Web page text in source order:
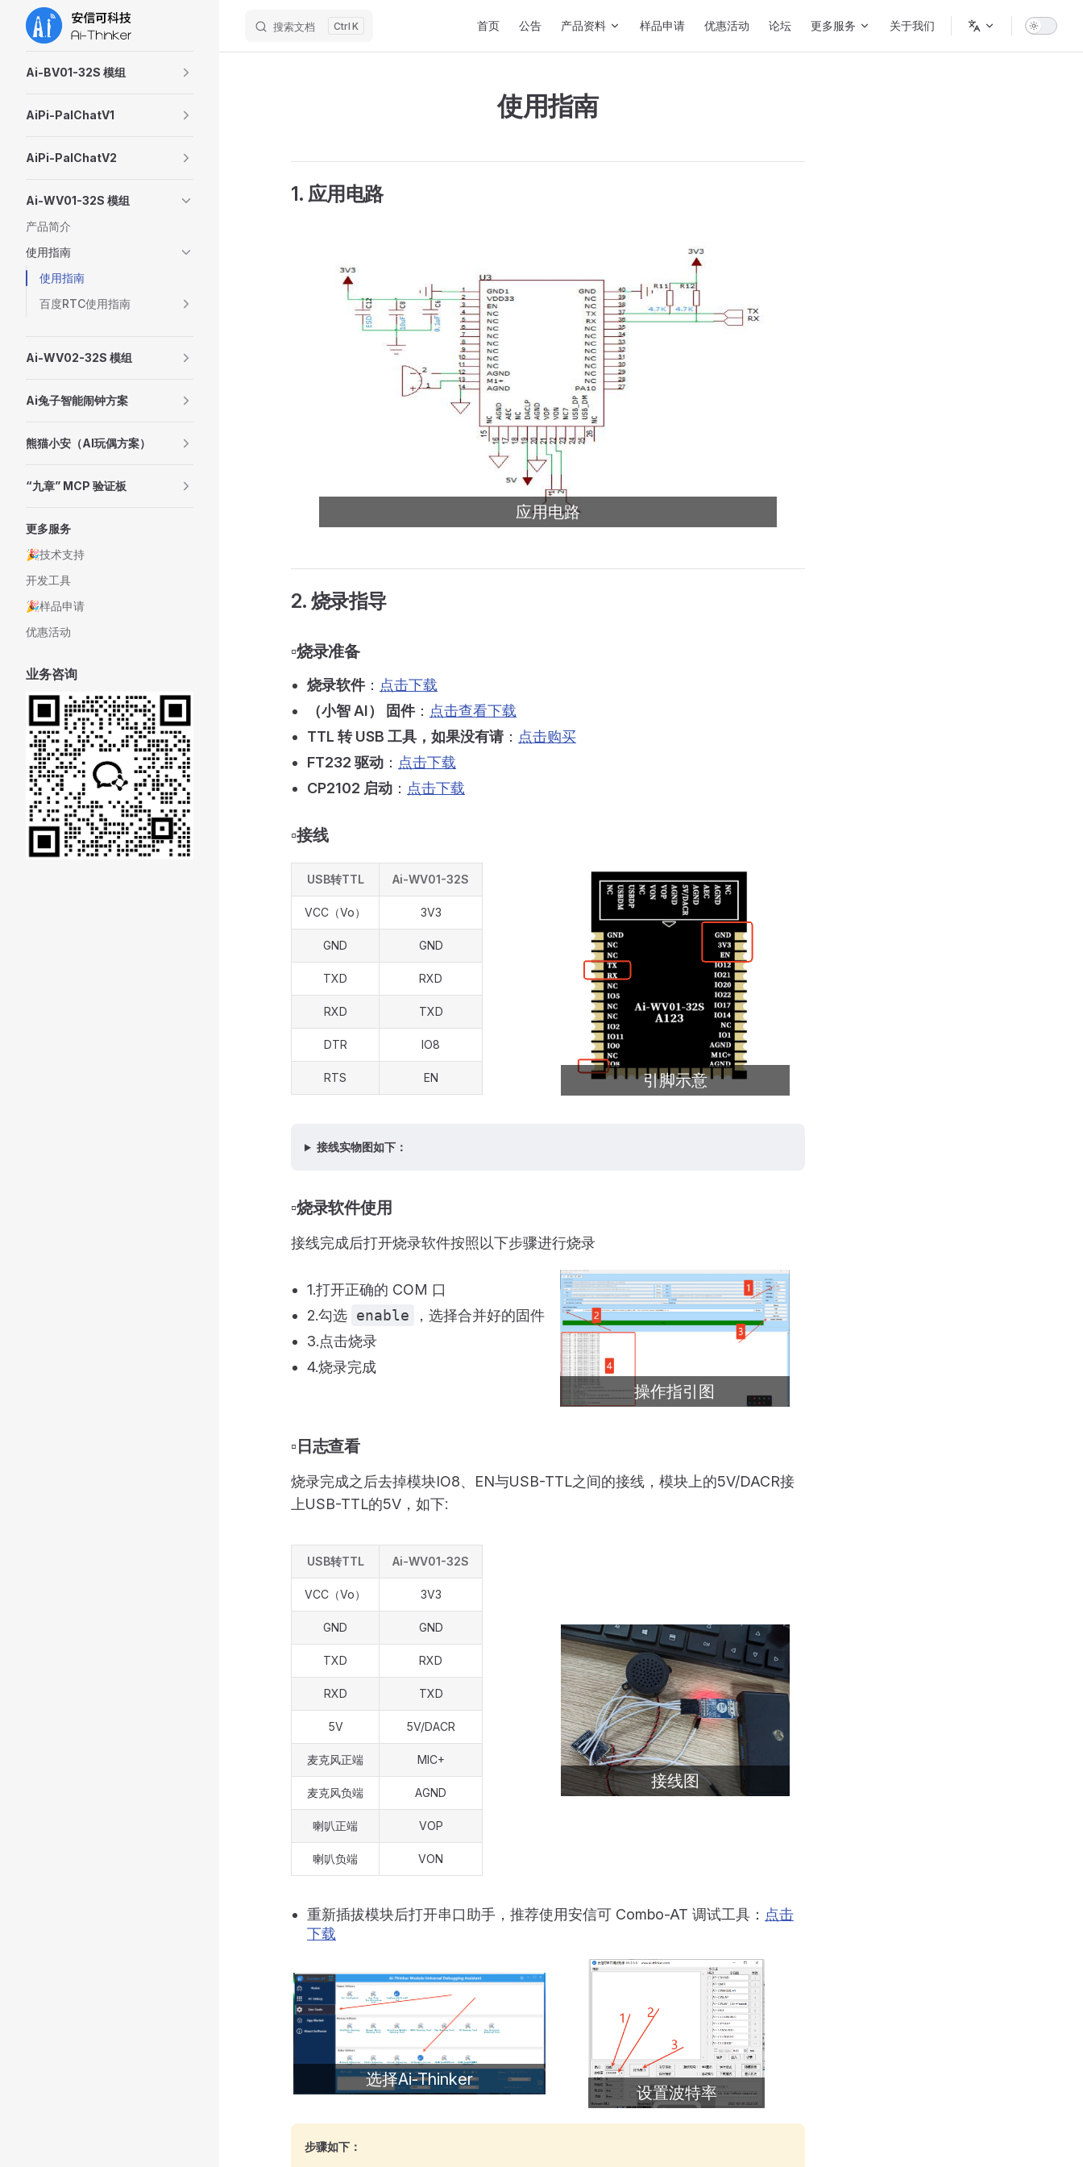
Skip to content 搜索文档 K 首页 公告 产品资料 样品申请 优惠活动 论坛 更多服务 关于我们
Ai-BV01-32S 模组
AiPi-PalChatV1
AiPi-PalChatV2
Ai-WV01-32S 模组
产品简介
使用指南
使用指南
百度RTC使用指南
Ai-WV02-32S 模组
Ai兔子智能闹钟方案
熊猫小安（AI玩偶方案）
“九章” MCP 验证板
更多服务
🎉技术支持
开发工具
🎉样品申请
优惠活动
业务咨询
使用指南
1. 应用电路
应用电路
2. 烧录指导
▫️烧录准备
烧录软件： 点击下载
（小智 AI） 固件： 点击查看下载
TTL 转 USB 工具，如果没有请： 点击购买
FT232 驱动 ： 点击下载
CP2102 启动 ： 点击下载
▫️接线
USB转TTL Ai-WV01-32S
VCC（Vo） 3V3
GND GND
TXD RXD
RXD TXD
DTR IO8
RTS EN 引脚示意
接线实物图如下：
▫️烧录软件使用
接线完成后打开烧录软件按照以下步骤进行烧录
1.打开正确的 COM 口
2.勾选 enable
，选择合并好的固件
3.点击烧录
4.烧录完成
操作指引图
▫️日志查看
烧录完成之后去掉模块IO8、EN与USB-TTL之间的接线，模块上的5V/DACR接
上USB-TTL的5V，如下:
USB转TTL Ai-WV01-32S
VCC（Vo） 3V3
GND GND
TXD RXD
RXD TXD
5V 5V/DACR
麦克风正端 MIC+
麦克风负端 AGND
喇叭正端 VOP
喇叭负端 VON
接线图
重新插拔模块后打开串口助手，推荐使用安信可 Combo-AT 调试工具： 点击
下载
选择Ai-Thinker
设置波特率
步骤如下：